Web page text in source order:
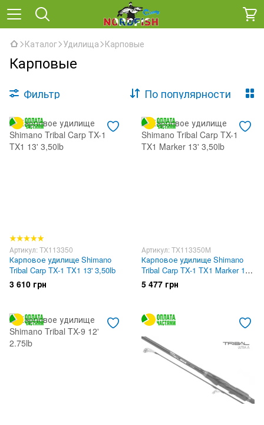
Каталог Удилища Карповые
Карповые
Фильтр По популярности
Артикул: TX113350
Карповое удилище Shimano
Tribal Carp TX-1 TX1 13' 3,50lb
3 610 грн
Артикул: TX113350M
Карповое удилище Shimano
Tribal Carp TX-1 TX1 Marker 13'
3,50lb
5 477 грн